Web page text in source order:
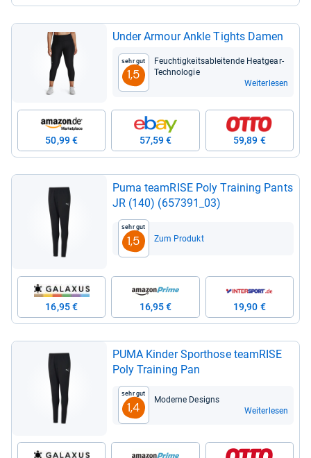
Under Armour Ankle Tights Damen
Sehr gut
1,5
Feuch­tig­keits­ablei­tende Heat­gear-​
Tech­no­lo­gie
Weiterlesen
50,99 € 57,59 € 59,89 €
Puma team­RISE Poly Trai­ning Pants
JR (140) (657391_03)
Sehr gut
1,5 Zum Produkt
16,95 € 16,95 € 19,90 €
PUMA Kin­der Sport­hose team­RISE
Poly Trai­ning Pan
Sehr gut
1,4
Moderne Desi­gns
Weiterlesen